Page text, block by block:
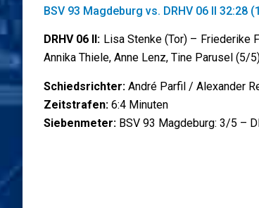
BSV 93 Magdeburg vs. DRHV 06 II 32:28
DRHV 06 II: Lisa Stenke (Tor) – Friederike
Annika Thiele, Anne Lenz, Tine Parusel (5/
Schiedsrichter: André Parfil / Alexander
Zeitstrafen: 6:4 Minuten
Siebenmeter: BSV 93 Magdeburg: 3/5 –